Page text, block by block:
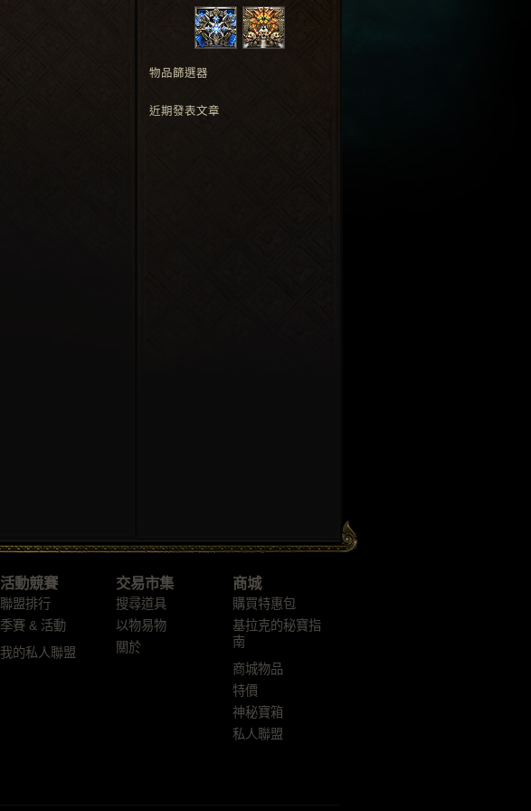
物品篩選器
近期發表文章
活動競賽
聯盟排行
季賽 & 活動
我的私人聯盟
交易市集
搜尋道具
以物易物
關於
商城
購買特惠包
基拉克的秘寶指
南
商城物品
特價
神秘寶箱
私人聯盟